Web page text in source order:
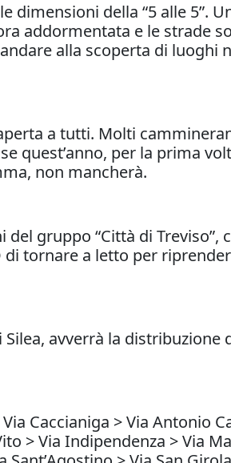
dimensioni della “5 alle 5”.
addormentata e le strade
alla scoperta di luoghi
a tutti. Molti
quest’anno, per la prima
non mancherà.
gruppo “Città di Treviso”,
tornare a letto per
avverrà la distribuzione
Caccianiga > Via Antonio
> Via Indipendenza > Via